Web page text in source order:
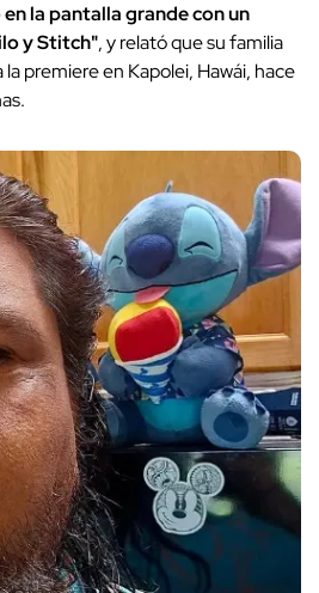
la pantalla grande con un
y Stitch", y relató que su familia
premiere en Kapolei, Hawái, hace